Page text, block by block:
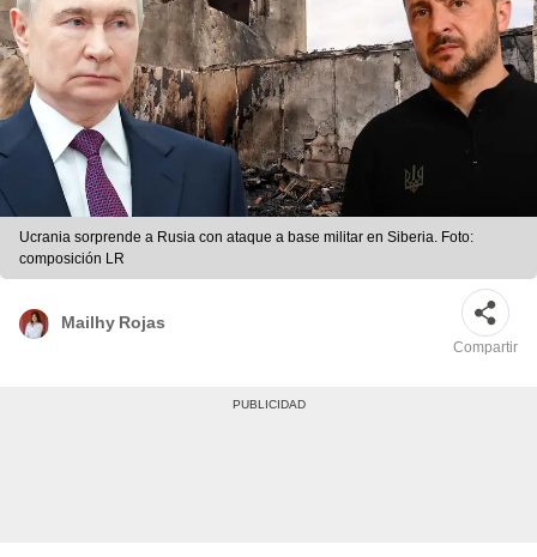
Ucrania sorprende a Rusia con ataque a base militar en Siberia. Foto:
composición LR
Mailhy Rojas
Compartir